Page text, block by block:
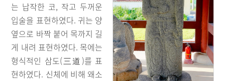
는 납작한 코, 작고 두꺼운
입술을 표현하였다. 귀는 양
옆으로 바짝 붙어 목까지 길
게 내려 표현하였다. 목에는
형식적인 삼도(三道)를 표
현하였다. 신체에 비해 왜소